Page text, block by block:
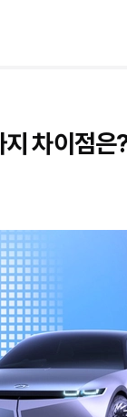
차이점은